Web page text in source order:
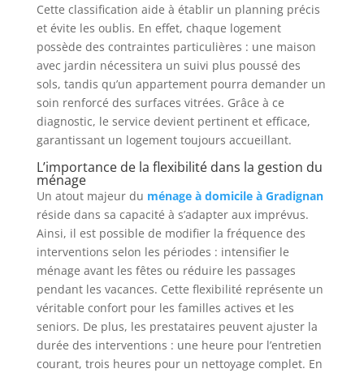
Cette classification aide à établir un planning précis
et évite les oublis. En effet, chaque logement
possède des contraintes particulières : une maison
avec jardin nécessitera un suivi plus poussé des
sols, tandis qu’un appartement pourra demander un
soin renforcé des surfaces vitrées. Grâce à ce
diagnostic, le service devient pertinent et efficace,
garantissant un logement toujours accueillant.
L’importance de la flexibilité dans la gestion du
ménage
Un atout majeur du ménage à domicile à Gradignan
réside dans sa capacité à s’adapter aux imprévus.
Ainsi, il est possible de modifier la fréquence des
interventions selon les périodes : intensifier le
ménage avant les fêtes ou réduire les passages
pendant les vacances. Cette flexibilité représente un
véritable confort pour les familles actives et les
seniors. De plus, les prestataires peuvent ajuster la
durée des interventions : une heure pour l’entretien
courant, trois heures pour un nettoyage complet. En